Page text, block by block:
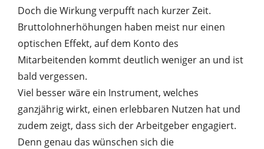
Doch die Wirkung verpufft nach kurzer Zeit.
Bruttolohnerhöhungen haben meist nur einen
optischen Effekt, auf dem Konto des
Mitarbeitenden kommt deutlich weniger an und ist
bald vergessen.
Viel besser wäre ein Instrument, welches
ganzjährig wirkt, einen erlebbaren Nutzen hat und
zudem zeigt, dass sich der Arbeitgeber engagiert.
Denn genau das wünschen sich die